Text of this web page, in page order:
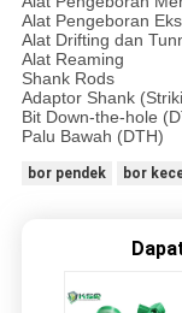
Alat Pengeboran
Alat Drifting dan
Alat Reaming
Shank Rods
Adaptor Shank
Bit Down-the-hole
Palu Bawah (DTH)
bor pendek bor